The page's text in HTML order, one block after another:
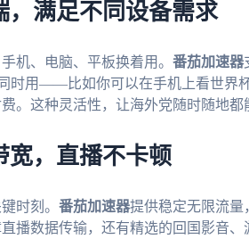
，满足不同设备需求
机、电脑、平板换着用。 番茄加速器
时用——比如你可以在手机上看世界
。这种灵活性，让海外党随时随地都
宽，直播不卡顿
时刻。 番茄加速器提供稳定无限流量
播数据传输，还有精选的回国影音、